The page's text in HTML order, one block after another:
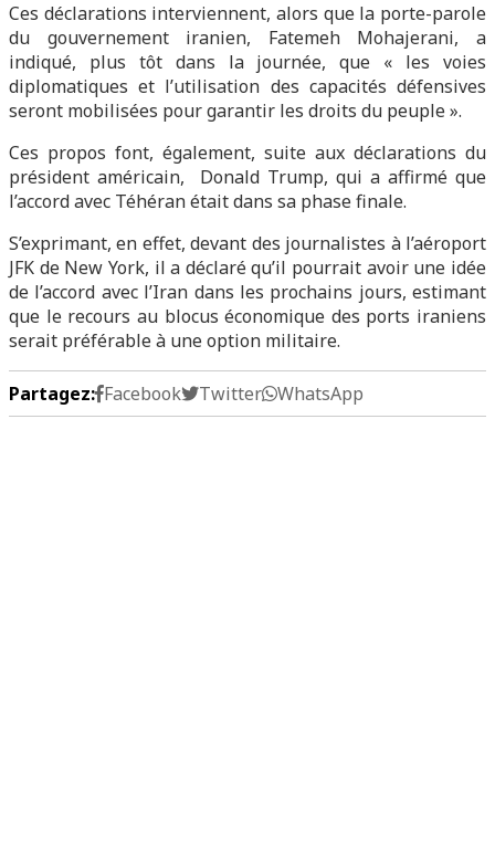
Ces déclarations interviennent, alors que la porte-parole
du gouvernement iranien, Fatemeh Mohajerani, a
indiqué, plus tôt dans la journée, que « les voies
diplomatiques et l’utilisation des capacités défensives
seront mobilisées pour garantir les droits du peuple ».
Ces propos font, également, suite aux déclarations du
président américain, Donald Trump, qui a affirmé que
l’accord avec Téhéran était dans sa phase finale.
S’exprimant, en effet, devant des journalistes à l’aéroport
JFK de New York, il a déclaré qu’il pourrait avoir une idée
de l’accord avec l’Iran dans les prochains jours, estimant
que le recours au blocus économique des ports iraniens
serait préférable à une option militaire.
Partagez: Facebook Twitter WhatsApp